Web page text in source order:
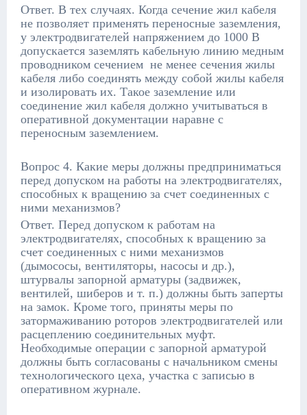
Ответ. В тех случаях. Когда сечение жил кабеля
не позволяет применять переносные заземления,
у электродвигателей напряжением до 1000 В
допускается заземлять кабельную линию медным
проводником сечением не менее сечения жилы
кабеля либо соединять между собой жилы кабеля
и изолировать их. Такое заземление или
соединение жил кабеля должно учитываться в
оперативной документации наравне с
переносным заземлением.
Вопрос 4. Какие меры должны предприниматься
перед допуском на работы на электродвигателях,
способных к вращению за счет соединенных с
ними механизмов?
Ответ. Перед допуском к работам на
электродвигателях, способных к вращению за
счет соединенных с ними механизмов
(дымососы, вентиляторы, насосы и др.),
штурвалы запорной арматуры (задвижек,
вентилей, шиберов и т. п.) должны быть заперты
на замок. Кроме того, приняты меры по
затормаживанию роторов электродвигателей или
расцеплению соединительных муфт.
Необходимые операции с запорной арматурой
должны быть согласованы с начальником смены
технологического цеха, участка с записью в
оперативном журнале.